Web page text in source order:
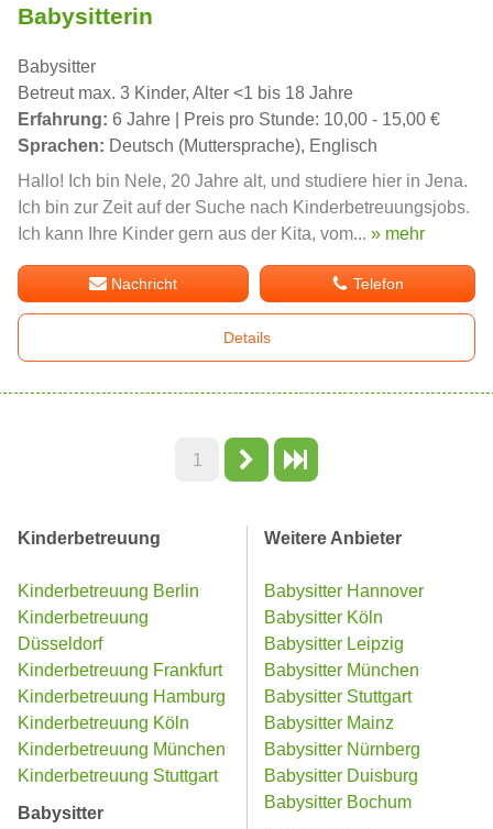
Babysitterin
Babysitter
Betreut max. 3 Kinder, Alter <1 bis 18 Jahre
Erfahrung: 6 Jahre | Preis pro Stunde: 10,00 - 15,00 €
Sprachen: Deutsch (Muttersprache), Englisch
Hallo! Ich bin Nele, 20 Jahre alt, und studiere hier in Jena.
Ich bin zur Zeit auf der Suche nach Kinderbetreuungsjobs.
Ich kann Ihre Kinder gern aus der Kita, vom... » mehr
Nachricht Telefon
Details
1
Kinderbetreuung
Kinderbetreuung Berlin
Kinderbetreuung
Düsseldorf
Kinderbetreuung Frankfurt
Kinderbetreuung Hamburg
Kinderbetreuung Köln
Kinderbetreuung München
Kinderbetreuung Stuttgart
Babysitter
Weitere Anbieter
Babysitter Hannover
Babysitter Köln
Babysitter Leipzig
Babysitter München
Babysitter Stuttgart
Babysitter Mainz
Babysitter Nürnberg
Babysitter Duisburg
Babysitter Bochum